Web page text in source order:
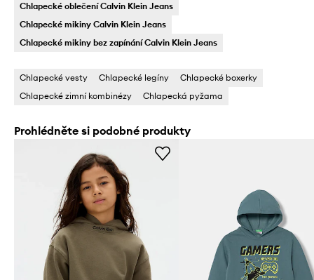
Chlapecké oblečení Calvin Klein Jeans
Chlapecké mikiny Calvin Klein Jeans
Chlapecké mikiny bez zapínání Calvin Klein Jeans
Chlapecké vesty Chlapecké legíny
Chlapecké boxerky
Chlapecké zimní kombinézy
Chlapecká pyžama
Prohlédněte si podobné produkty